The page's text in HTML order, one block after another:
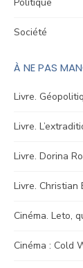
Société
À NE PAS
Livre.
Livre.
Livre. Dorina
Livre. Christian
Cinéma. Leto,
Cinéma : Cold